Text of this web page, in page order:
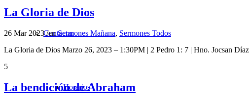
Contactar
Horarios
La Gloria de Dios
26 Mar 2023/enSermones Mañana, Sermones Todos
La Gloria de Dios Marzo 26, 2023 – 1:30PM | 2 Pedro 1: 7 | Hno. Jocsan
5
La bendición de Abraham